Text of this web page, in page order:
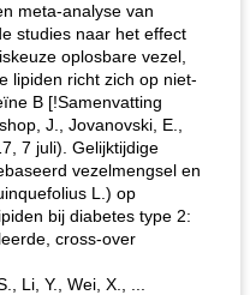
meta-analyse van
studies naar het effect
oplosbare vezel,
lipiden richt zich op niet-
B [!Samenvatting
J., Jovanovski, E.,
7 juli). Gelijktijdige
vezelmengsel en
L.) op
bij diabetes type 2:
cross-over
Li, Y., Wei, X., ...